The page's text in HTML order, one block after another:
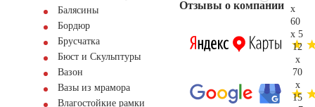
Балясины
Бордюр
Брусчатка
Бюст и Скульптуры
Вазон
Вазы из мрамора
Влагостойкие рамки
Отзывы о компании x
60
x 5
12
x
70
x
15